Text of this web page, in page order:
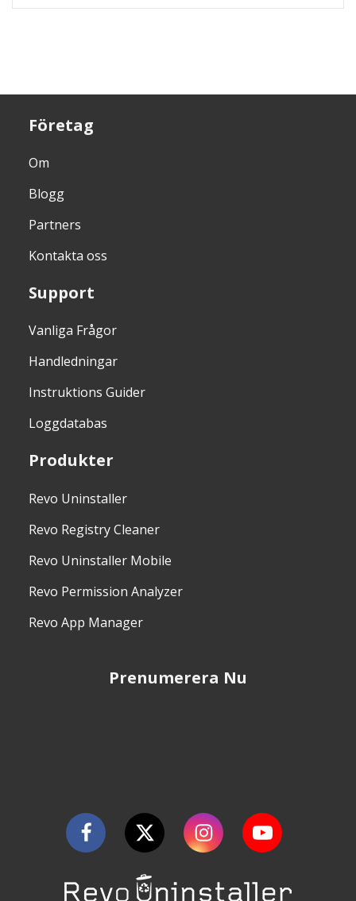
Företag
Om
Blogg
Partners
Kontakta oss
Support
Vanliga Frågor
Handledningar
Instruktions Guider
Loggdatabas
Produkter
Revo Uninstaller
Revo Registry Cleaner
Revo Uninstaller Mobile
Revo Permission Analyzer
Revo App Manager
Prenumerera Nu